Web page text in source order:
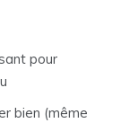
pour
bien (même